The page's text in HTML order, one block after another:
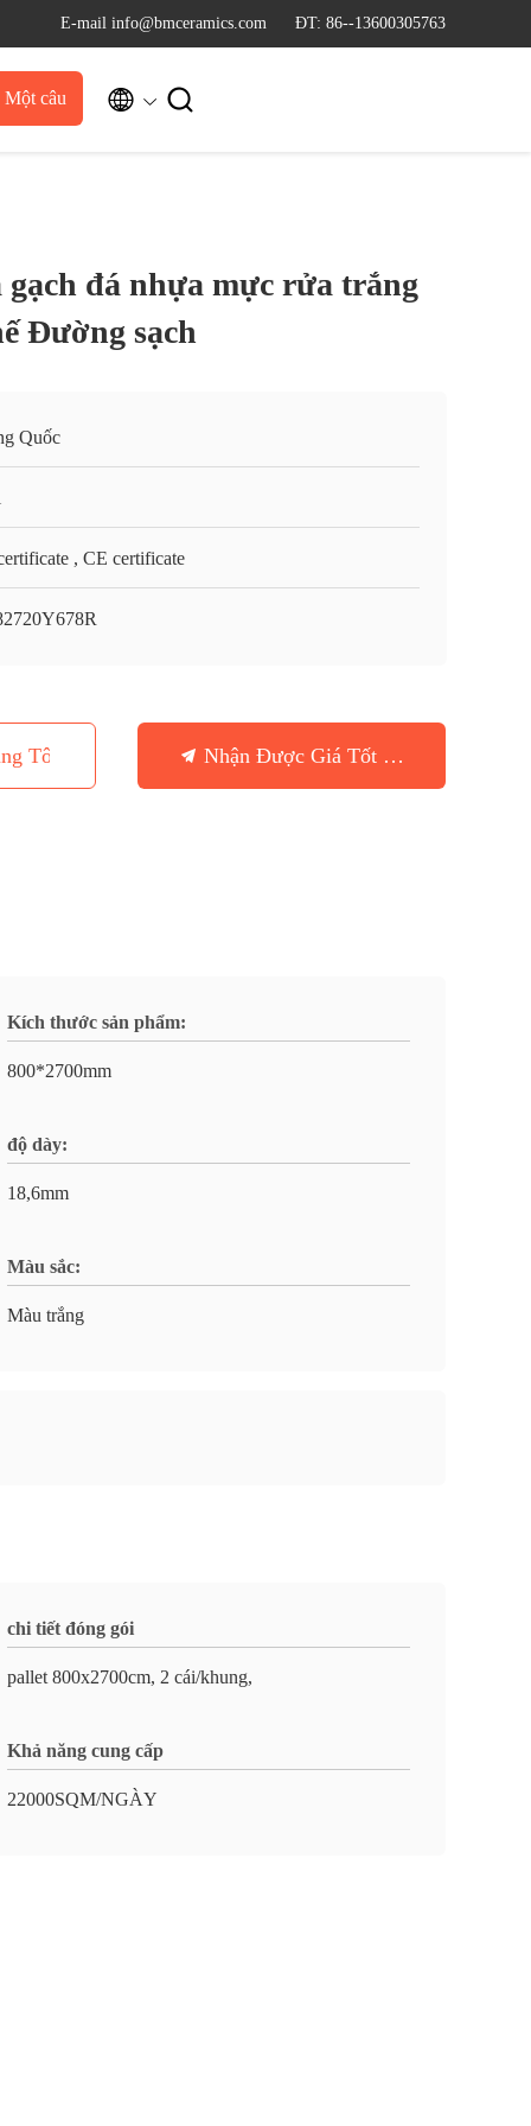
E-mail info@bmceramics.com ĐT: 86--13600305763
câu  
đá nhựa mực rửa trắng
Đường sạch
Quốc
, CE certificate
Tôi Nhận Được Giá Tốt Nhất
Kích thước sản phẩm:
800*2700mm
độ dày:
18,6mm
Màu sắc:
Màu trắng
chi tiết đóng gói
pallet 800x2700cm, 2 cái/khung,
Khả năng cung cấp
22000SQM/NGÀY